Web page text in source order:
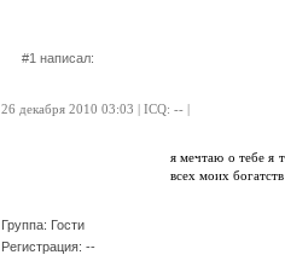
#1 написал:
26 декабря 2010 03:03 | ICQ: -- |
Группа: Гости
Регистрация: --
я мечтаю о тебе я
всех моих